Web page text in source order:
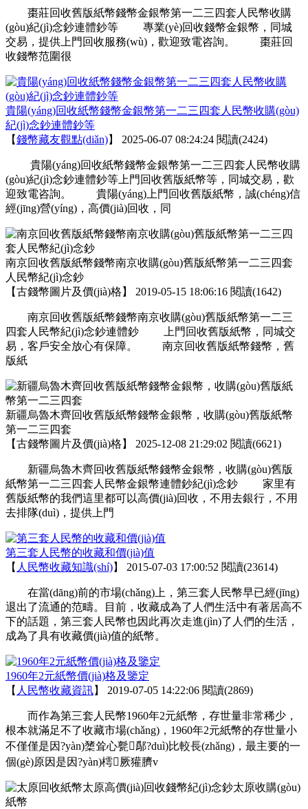
棗莊回收舊版紙幣錢幣金銀幣第一二三四套人民幣收購
(gòu)紀(jì)念鈔連體鈔等 專業(yè)回收錢幣金銀幣，同城
交易，提供上門回收服務(wù)，歡迎致電咨詢。 棗莊回
收錢幣范圍很
貴陽(yáng)回收紙幣錢幣金銀幣第一二三四套人民幣收購(gòu)
紀(jì)念鈔連體鈔等
【錢幣藏友觀點(diǎn)】 2025-06-07 08:24:24 閱讀(2424)
貴陽(yáng)回收紙幣錢幣金銀幣第一二三四套人民幣收購
(gòu)紀(jì)念鈔連體鈔等上門回收舊版紙幣等，同城交易，歡
迎致電咨詢。 貴陽(yáng)上門回收舊版紙幣，誠(chéng)信
經(jīng)營(yíng)，高價(jià)回收，同
南京回收舊版紙幣錢幣南京收購(gòu)舊版紙幣第一二三四套
人民幣紀(jì)念鈔
【古錢幣圖片及價(jià)格 】 2019-05-15 18:06:16 閱讀(1642)
南京回收舊版紙幣錢幣南京收購(gòu)舊版紙幣第一二三
四套人民幣紀(jì)念鈔連體鈔 上門回收舊版紙幣，同城交
易，客戶安全放心有保障。 南京回收舊版紙幣錢幣，舊
版紙
新疆烏魯木齊回收舊版紙幣錢幣金銀幣，收購(gòu)舊版紙幣
第一二三四套
【古錢幣圖片及價(jià)格 】 2025-12-08 21:29:02 閱讀(6621)
新疆烏魯木齊回收舊版紙幣錢幣金銀幣，收購(gòu)舊版
紙幣第一二三四套人民幣金銀幣連體鈔紀(jì)念鈔 家里有
舊版紙幣的我們這里都可以高價(jià)回收，不用去銀行，不用
去排隊(duì)，提供上門
第三套人民幣的收藏和價(jià)值
【 人民幣收藏知識(shí)】 2015-07-03 17:00:52 閱讀(23614)
在當(dāng)前的市場(chǎng)上，第三套人民幣早已經(jīng)
退出了流通的范疇。目前，收藏成為了人們生活中有著居高不
下的話題，第三套人民幣也因此再次走進(jìn)了人們的生活，
成為了具有收藏價(jià)值的紙幣。
1960年2元紙幣價(jià)格及鑒定
【 人民幣收藏資訊】 2019-07-05 14:22:06 閱讀(2869)
而作為第三套人民幣1960年2元紙幣，存世量非常稀少，
根本就滿足不了收藏市場(chǎng)，1960年2元紙幣的存世量小
不僅僅是因?yàn)橥耸心甏鄬?duì)比較長(zhǎng)，最主要的一
個(gè)原因是因?yàn)樗厥獾臍v